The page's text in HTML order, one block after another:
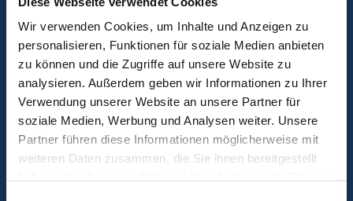
Wir verwenden Cookies, um Inhalte und Anzeigen zu
personalisieren, Funktionen für soziale Medien anbieten
zu können und die Zugriffe auf unsere Website zu
analysieren. Außerdem geben wir Informationen zu Ihrer
Verwendung unserer Website an unsere Partner für
soziale Medien, Werbung und Analysen weiter. Unsere
Partner führen diese Informationen möglicherweise mit
weiteren Daten zusammen, die Sie ihnen bereitgestellt
Liquidität sichern. Eigenstrom
reduziert die Betriebskosten und
verbessert die Marge.
Fördermittel nutzen.Wir bereiten jede
Unterlage vor, damit Zuschüsse und
steuerliche Vorteile pünktlich fließen.
Innovation zeigen.Moderne Energie
stärkt Marke und Arbeitgeber­
attraktivität.